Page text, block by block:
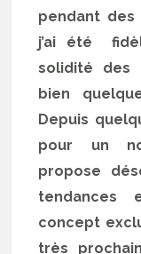
pendant des
j’ai été
solidité des
bien
Depuis
pour un
propose
tendances
concept
très